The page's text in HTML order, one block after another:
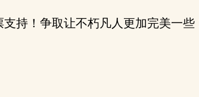
持！争取让不朽凡人更加完美一些